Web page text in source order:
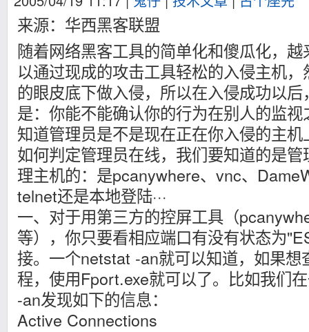
来源：华西黑客联盟
随着网络黑客工具的简单化和傻瓜化，
以通过现成的攻击工具轻松的入侵主机
的眼皮底下做入侵，所以在入侵成功以
是：你能不能确认你的行为在别人的监
知道管理员是不是现在正在你入侵的主机
如何判定管理员在线，我们要知道的是
理主机的：是pcanywhere、vnc、
telnet还是本地登陆···
一、对于用第三方的控屏工具（
等），你只要看相应端口有没有状态为
接。一个netstat -an就可以知道，如果想
程，使用Fport.exe就可以了。比如我们
-an发现如下的信息：
Active Connections